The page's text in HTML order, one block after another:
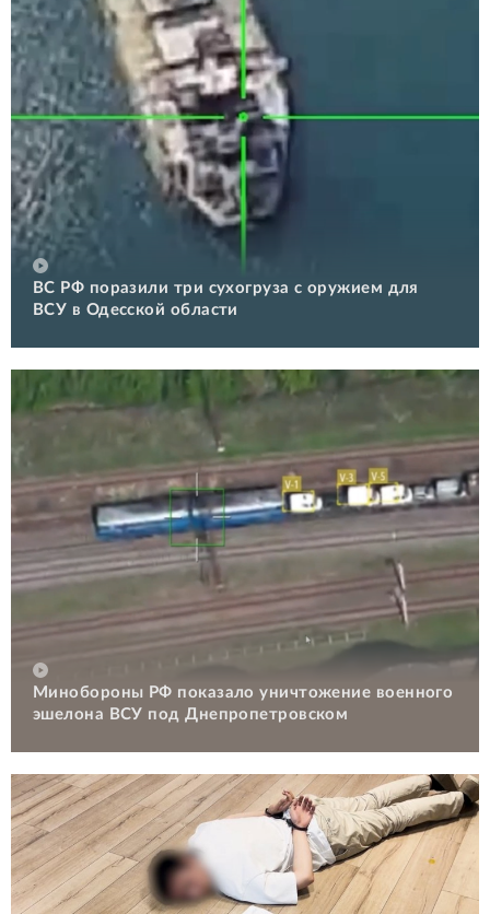
ВС РФ поразили три сухогруза с оружием для
ВСУ в Одесской области
Минобороны РФ показало уничтожение военного
эшелона ВСУ под Днепропетровском